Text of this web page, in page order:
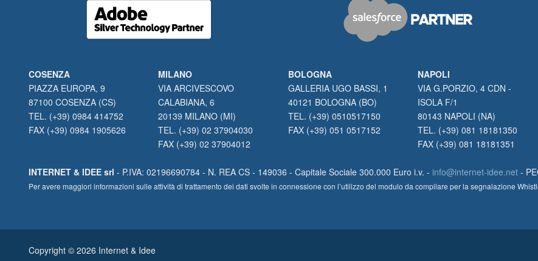
COSENZA
PIAZZA EUROPA, 9
87100 COSENZA (CS)
TEL. (+39) 0984 414752
FAX (+39) 0984 1905626
MILANO
VIA ARCIVESCOVO
CALABIANA, 6
20139 MILANO (MI)
TEL. (+39) 02 37904030
FAX (+39) 02 37904012
BOLOGNA
GALLERIA UGO BASSI, 1
40121 BOLOGNA (BO)
TEL. (+39) 0510517150
FAX (+39) 051 0517152
NAPOLI
VIA G.PORZIO, 4 CDN -
ISOLA F/1
80143 NAPOLI (NA)
TEL. (+39) 081 18181350
FAX (+39) 081 18181351
INTERNET & IDEE srl - P.IVA: 02196690784 - N. REA CS - 149036 - Capitale Sociale 300.000 Euro i.v. - info@internet-idee.net -
Per avere maggiori informazioni sulle attività di trattamento dei dati svolte in connessione con l’utilizzo del modulo da compilare per la segnalazione
Copyright © 2026 Internet & Idee